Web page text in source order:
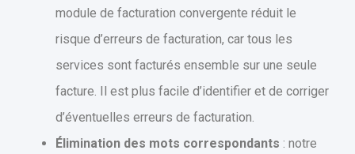
module de facturation convergente réduit le
risque d’erreurs de facturation, car tous les
services sont facturés ensemble sur une seule
facture. Il est plus facile d’identifier et de corriger
d’éventuelles erreurs de facturation.
Élimination des mots correspondants : notre